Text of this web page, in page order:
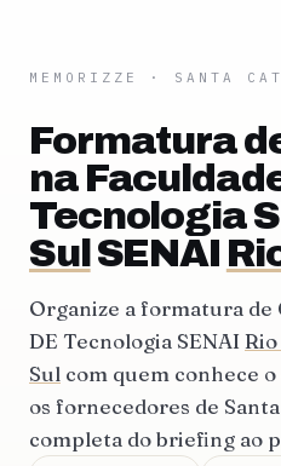
MEMORIZZE · SANTA
Formatura
na
Tecnologia
Sul SENAI
Organize a formatura de
DE Tecnologia SENAI Rio
Sul com quem conhece
os fornecedores de
completa do briefing ao